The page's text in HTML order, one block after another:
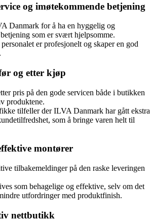
og imøtekommende betjening
Danmark for å ha en hyggelig og
som er svært hjelpsomme.
er profesjonelt og skaper en god
og etter kjøp
pris på den gode servicen både i butikken
produktene.
tilfeller der ILVA Danmark har gått ekstra
som å bringe varen helt til
montører
tilbakemeldinger på den raske leveringen
som behagelige og effektive, selv om det
utfordringer med produktfinish.
nettbutikk